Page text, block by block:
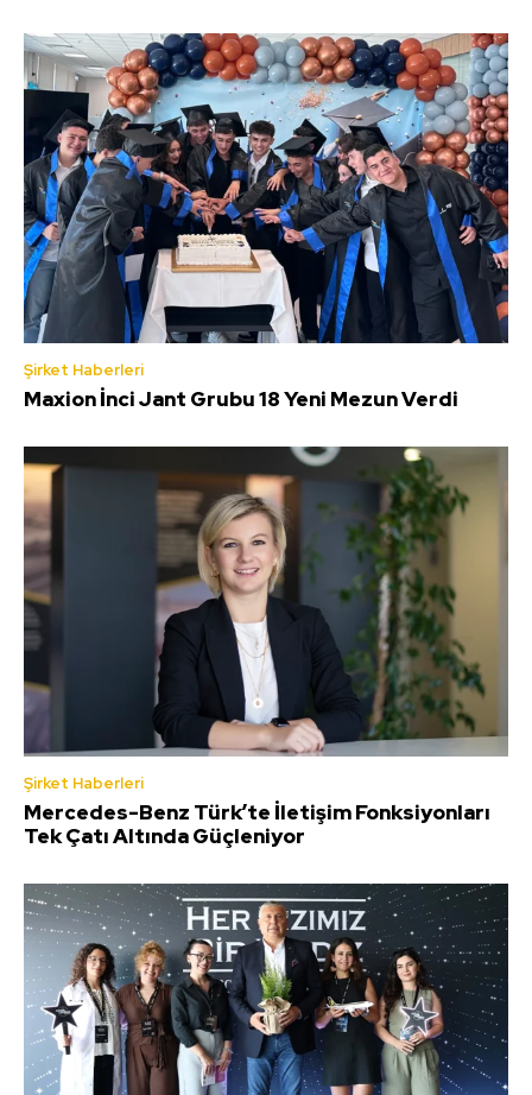
Şirket Haberleri
Maxion İnci Jant Grubu 18 Yeni Mezun Verdi
Şirket Haberleri
Mercedes-Benz Türk’te İletişim Fonksiyonları
Tek Çatı Altında Güçleniyor